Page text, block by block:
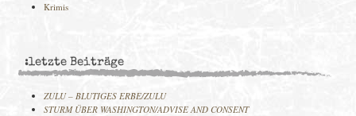
Krimis
:letzte Beiträge
ZULU – BLUTIGES ERBE/ZULU
STURM ÜBER WASHINGTON/ADVISE AND CONSENT